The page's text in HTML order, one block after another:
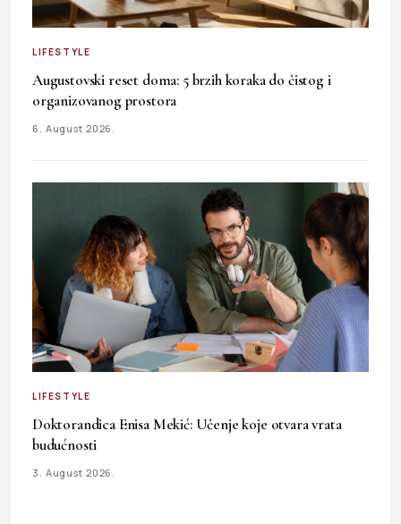
LIFESTYLE
Augustovski reset doma: 5 brzih koraka do čistog i
organizovanog prostora
6. August 2026.
LIFESTYLE
Doktorandica Enisa Mekić: Učenje koje otvara vrata
budućnosti
3. August 2026.